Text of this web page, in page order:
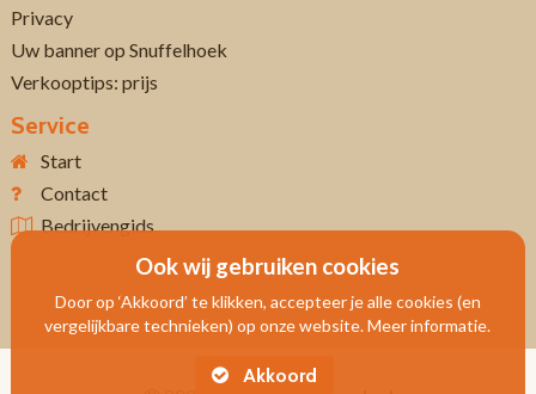
Privacy
Uw banner op Snuffelhoek
Verkooptips: prijs
Service
Start
Contact
Bedrijvengids
Ook wij gebruiken cookies
Door op ‘Akkoord’ te klikken, accepteer je alle cookies (en
vergelijkbare technieken) op onze website. Meer informatie.
Akkoord